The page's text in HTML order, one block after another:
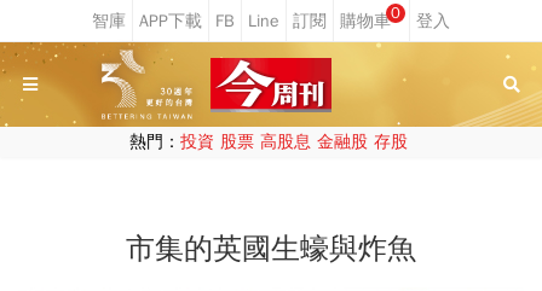
0
熱門： 投資 股票 高股息 金融股 存股
市集的英國生蠔與炸魚